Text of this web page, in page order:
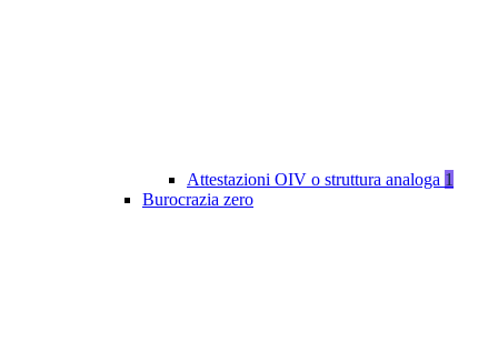
Attestazioni OIV o struttura analoga 1
Burocrazia zero